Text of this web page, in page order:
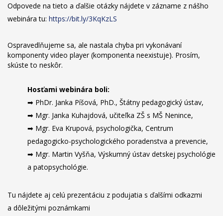
Odpovede na tieto a ďalšie otázky nájdete v zázname z nášho
webinára tu: https://bit.ly/3KqKzLS
Ospravedlňujeme sa, ale nastala chyba pri vykonávaní
komponenty video player (komponenta neexistuje). Prosím,
skúste to neskôr.
Hosťami webinára boli:
➡ PhDr. Janka Píšová, PhD., Štátny pedagogický ústav,
➡ Mgr. Janka Kuhajdová, učiteľka ZŠ s MŠ Nenince,
➡ Mgr. Eva Krupová, psychologička, Centrum
pedagogicko-psychologického poradenstva a prevencie,
➡ Mgr. Martin Vyšňa, Výskumný ústav detskej psychológie
a patopsychológie.
Tu nájdete aj celú prezentáciu z podujatia s ďalšími odkazmi
a dôležitými poznámkami